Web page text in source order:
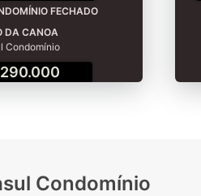
FECHADO
DA CANOA
Condomínio
Condomínio